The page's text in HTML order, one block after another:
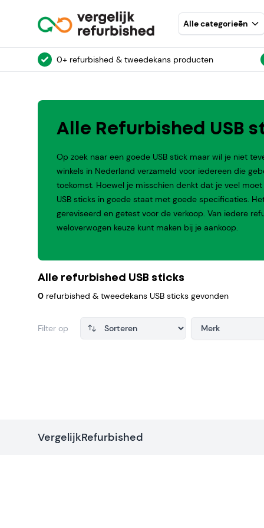
Alle categorieēn
0+ refurbished & tweedekans producten
Alle Refurbished USB
Op zoek naar een goede USB stick maar wil je niet
winkels in Nederland verzameld voor iedereen die
toekomst. Hoewel je misschien denkt dat je veel
USB sticks in goede staat met goede specificaties.
gereviseerd en getest voor de verkoop. Van iedere
weloverwogen keuze kunt maken bij je aankoop.
Alle refurbished USB sticks
0 refurbished & tweedekans USB sticks gevonden
Filter op Merk
VergelijkRefurbished